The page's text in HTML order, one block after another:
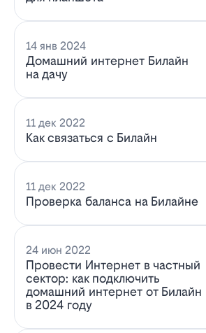
14 янв 2024
Домашний интернет Билайн
на дачу
11 дек 2022
Как связаться с Билайн
11 дек 2022
Проверка баланса на Билайне
24 июн 2022
Провести Интернет в частный
сектор: как подключить
домашний интернет от Билайн
в 2024 году